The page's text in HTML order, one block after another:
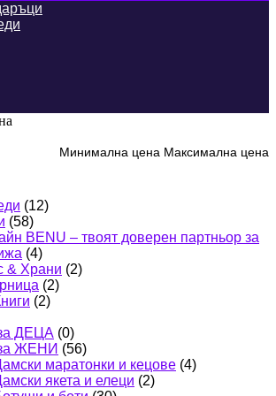
Минимална цена Максимална цена
(12)
(58)
BENU – твоят доверен партньор за
(4)
& Храни (2)
(2)
(2)
ДЕЦА (0)
ЖЕНИ (56)
маратонки и кецове (4)
якета и елеци (2)